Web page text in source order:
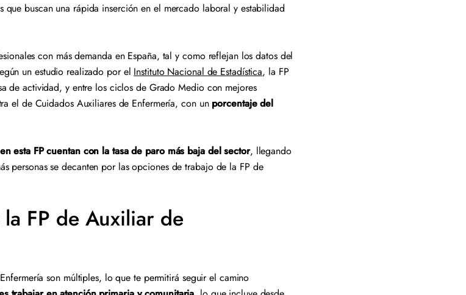
que buscan una rápida inserción en el mercado laboral y estabilidad
con más demanda en España, tal y como reflejan los datos del
un estudio realizado por el Instituto Nacional de Estadística, la FP
de actividad, y entre los ciclos de Grado Medio con mejores
el de Cuidados Auxiliares de Enfermería, con un porcentaje del
esta FP cuentan con la tasa de paro más baja del sector, llegando
personas se decanten por las opciones de trabajo de la FP de
FP de Auxiliar de
son múltiples, lo que te permitirá seguir el camino